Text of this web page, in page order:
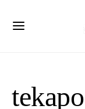
tekapo